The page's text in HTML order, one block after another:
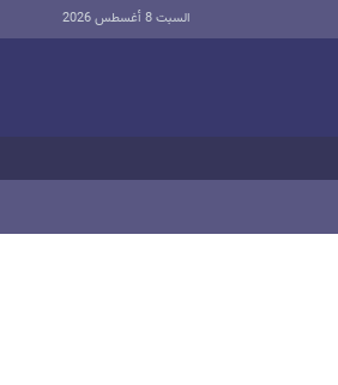
السبت 8 أغسطس 2026